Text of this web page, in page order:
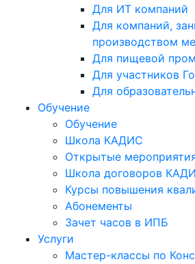
Для ИТ компаний
Для компаний,
производством
Для пищевой
Для участников
Для
Обучение
Обучение
Школа КАДИС
Открытые
Школа договоров
Курсы повышения
Абонементы
Зачет часов в ИПБ
Услуги
Мастер-классы по